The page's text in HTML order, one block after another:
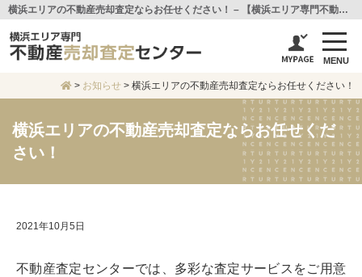
横浜エリアの不動産売却査定ならお任せください！ – 【横浜エリア専門不動産売却査定センター】センチュリー21アイ建設
MENU
> お知らせ > 横浜エリアの不動産売却査定ならお任せください！
横浜エリアの不動産売却査定ならお任せくだ
さい！
2021年10月5日
不動産査定センターでは、多彩な査定サービスをご用意